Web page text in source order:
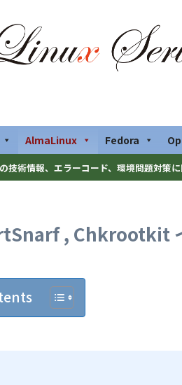
AlmaLinux Fedora
技術情報、エラーコード、環境問題対策
, Chkrootkit